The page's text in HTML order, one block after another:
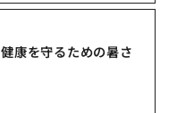
康を守るための暑さ